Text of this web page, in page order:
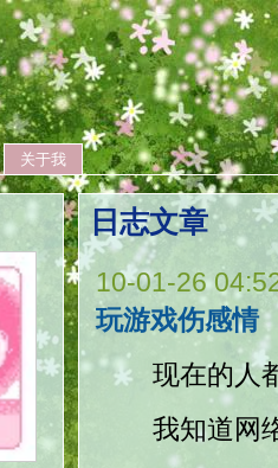
关于我
日志文章
10-01-26
玩游戏伤感情
现在的人都
我知道网络